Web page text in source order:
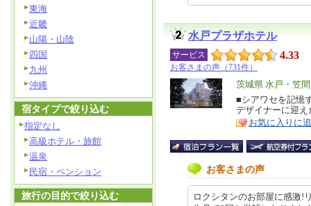
水戸プラザホテル
サービス 4.33
お客さまの声（731件）
エ
リ
ア
茨城県 水戸・笠間
特
徴
■シアワセを記憶
デザイナーに迎
お気に入りに
お客さまの声
ロクシタンのお部屋に感激!
東海
近畿
山陽・山陰
四国
九州
沖縄
宿タイプで絞り込む
指定なし
高級ホテル・旅館
温泉
民宿・ペンション
旅行の目的で絞り込む